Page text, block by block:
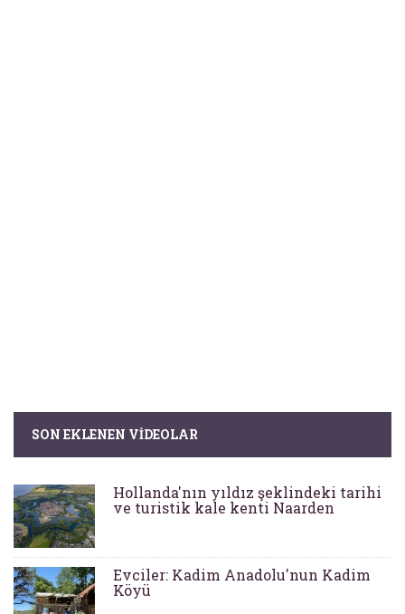
SON EKLENEN VIDEOLAR
Hollanda'nın yıldız şeklindeki tarihi
ve turistik kale kenti Naarden
Evciler: Kadim Anadolu'nun Kadim
Köyü